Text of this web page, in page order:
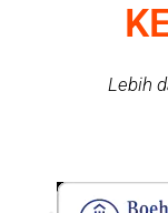
Lebih